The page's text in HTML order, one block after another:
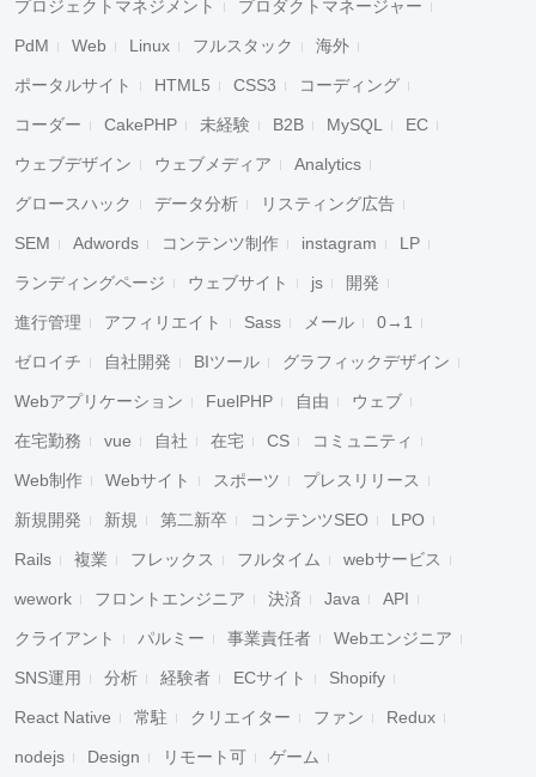
プロジェクトマネジメント プロダクトマネージャー
PdM Web Linux フルスタック 海外
ポータルサイト HTML5 CSS3 コーディング
コーダー CakePHP 未経験 B2B MySQL EC
ウェブデザイン ウェブメディア Analytics
グロースハック データ分析 リスティング広告
SEM Adwords コンテンツ制作 instagram LP
ランディングページ ウェブサイト js 開発
進行管理 アフィリエイト Sass メール 0→1
ゼロイチ 自社開発 BIツール グラフィックデザイン
Webアプリケーション FuelPHP 自由 ウェブ
在宅勤務 vue 自社 在宅 CS コミュニティ
Web制作 Webサイト スポーツ プレスリリース
新規開発 新規 第二新卒 コンテンツSEO LPO
Rails 複業 フレックス フルタイム webサービス
wework フロントエンジニア 決済 Java API
クライアント パルミー 事業責任者 Webエンジニア
SNS運用 分析 経験者 ECサイト Shopify
React Native 常駐 クリエイター ファン Redux
nodejs Design リモート可 ゲーム